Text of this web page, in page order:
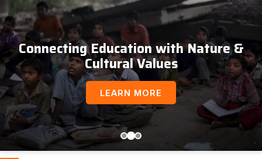
Connecting Education with Nature &
Cultural Values
LEARN MORE